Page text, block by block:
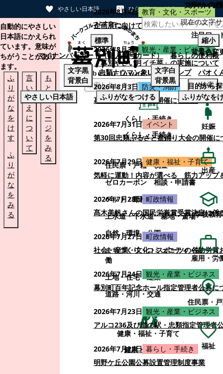
やさしい日本語 ひらがなをつける
本文へスキップする
自動的にやさしい
日本語にかえられ
ています。意味が
ちがうことがあり
ます。
ふ
り
が
な
を
け
す
ふ
り
が
な
を
み
る
言
い
替
え
に
つ
い
て
も
と
の
ペ
ー
ジ
を
み
る
検索
くらし・手続き
くらし・手続き
住民票・戸籍
税金
ゼロカーボン
相談・申請書
ペット・動植物
ごみ
上水道・下水道
墓地・斎場
自然・環境・公園
まちづくり・コミュニティ・協
働
土地・住宅・建築
道路・河川・交通
健康・福祉・子育て
健康・福祉・子育て
2026年8月4日 教育・文化・スポーツ
企画展に向けて：安東ウメ子さんとの思
2026年8月3日 観光・産業・ビジネス
「幕別やさい月イチ菜」の実施について
2026年8月3日 防災・消防
幕別町防災フェアの開催について
2026年7月31日 イベント
第30回忠類ふるさと盆踊り大会の開催に
2026年7月29日 健康・福祉・子育て
気軽に運動！内容が選べる 筋力アップ
2026年7月28日 町政情報
髙木美帆さんの国民栄誉賞受賞決定に係
2026年7月27日 町政情報
社会・産業・文化・スポーツの各功労
2026年7月24日 観光・産業・ビジネス
幕別町百年記念ホール指定管理者公募に
2026年7月23日 観光・産業・ビジネス
アルコ236及び道の駅・忠類指定管理者
2026年7月22日 暮らし・手続き
明野ケ丘公園公募設置管理制度事業
サイト内
注目ワー
マイナンバーカード（個人番号カード）
暮らしの便利帳
忠類ナウマン象LINEスタンプ
パオく
目的から
妊娠
出産
学校教育
雇用・労
住民票・
福祉
文字サイズ
現在の文字
標準
縮小
背景色変
文字黒
背景白
文字白
背景黒
やさしい日本語
ふりがなをつける ふりがなを